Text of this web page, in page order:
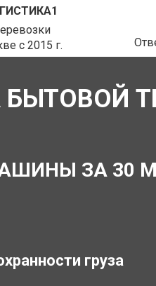
с 2015 г.
БЫТОВОЙ
ЗА 30
груза